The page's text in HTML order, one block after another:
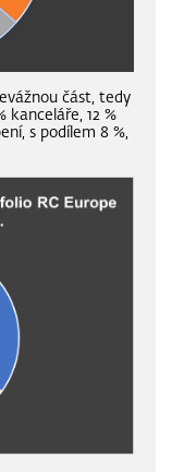
část, tedy
kanceláře, 12 %
s podílem 8 %,